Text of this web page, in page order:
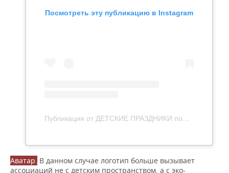
Посмотреть эту публикацию в Instagram
Публикация от ДЕТСКИЕ ПРАЗДНИКИ под КАЗАНЬ (@event_yourday)
Аватар. В данном случае логотип больше вызывает
ассоциаций не с детским пространством, а с эко-